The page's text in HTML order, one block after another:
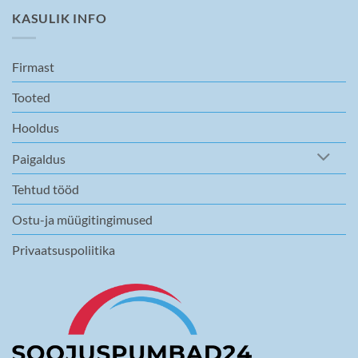
KASULIK INFO
Firmast
Tooted
Hooldus
Paigaldus
Tehtud tööd
Ostu-ja müügitingimused
Privaatsuspoliitika